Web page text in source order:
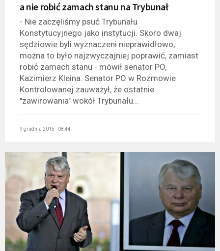
a nie robić zamach stanu na Trybunał
- Nie zaczęliśmy psuć Trybunału
Konstytucyjnego jako instytucji. Skoro dwaj
sędziowie byli wyznaczeni nieprawidłowo,
można to było najzwyczajniej poprawić, zamiast
robić zamach stanu - mówił senator PO,
Kazimierz Kleina. Senator PO w Rozmowie
Kontrolowanej zauważył, że ostatnie
"zawirowania" wokół Trybunału...
9 grudnia 2015 - 08:44